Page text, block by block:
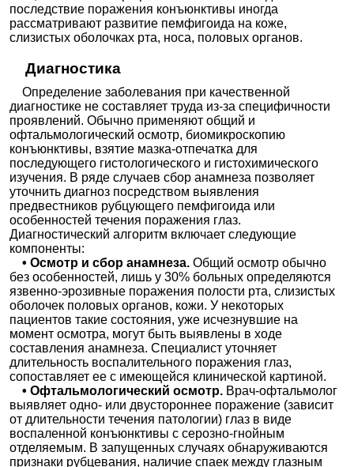
последствие поражения конъюнктивы иногда
рассматривают развитие пемфигоида на коже,
слизистых оболочках рта, носа, половых органов.
Диагностика
Определение заболевания при качественной
диагностике не составляет труда из-за специфичности
проявлений. Обычно применяют общий и
офтальмологический осмотр, биомикроскопию
конъюнктивы, взятие мазка-отпечатка для
последующего гистологического и гистохимического
изучения. В ряде случаев сбор анамнеза позволяет
уточнить диагноз посредством выявления
предвестников рубцующего пемфигоида или
особенностей течения поражения глаз.
Диагностический алгоритм включает следующие
компоненты:
• Осмотр и сбор анамнеза.Общий осмотр обычно
без особенностей, лишь у 30% больных определяются
язвенно-эрозивные поражения полости рта, слизистых
оболочек половых органов, кожи. У некоторых
пациентов такие состояния, уже исчезнувшие на
момент осмотра, могут быть выявлены в ходе
составления анамнеза. Специалист уточняет
длительность воспалительного поражения глаз,
сопоставляет ее с имеющейся клинической картиной.
• Офтальмологический осмотр. Врач-офтальмолог
выявляет одно- или двустороннее поражение (зависит
от длительности течения патологии) глаз в виде
воспаленной конъюнктивы с серозно-гнойным
отделяемым. В запущенных случаях обнаруживаются
признаки рубцевания, наличие спаек между глазным